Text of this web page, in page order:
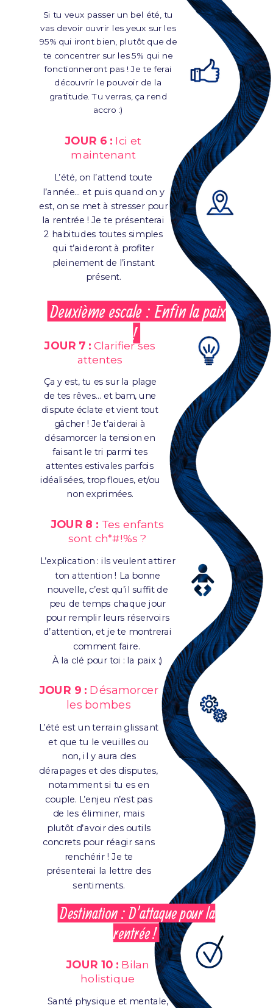
Si tu veux passer un bel été, tu
vas devoir ouvrir les yeux sur les
95% qui iront bien, plutôt que de
te concentrer sur les 5% qui ne
fonctionneront pas ! Je te ferai
découvrir le pouvoir de la
gratitude. Tu verras, ça rend
accro :)
JOUR 6 : Ici et
maintenant
L’été, on l’attend toute
l’année… et puis quand on y
est, on se met à stresser pour
la rentrée ! Je te présenterai
2 habitudes toutes simples
qui t’aideront à profiter
pleinement de l’instant
présent.
JOUR 7 :Clarifier ses
attentes
Ça y est, tu es sur la plage
de tes rêves… et bam, une
dispute éclate et vient tout
gâcher ! Je t’aiderai à
désamorcer la tension en
faisant le tri parmi tes
attentes estivales parfois
idéalisées, trop floues, et/ou
non exprimées.
Deuxième escale : Enfin la paix
!
JOUR 8 : Tes enfants
sont ch*#!%s ?
L’explication : ils veulent attirer
ton attention ! La bonne
nouvelle, c’est qu’il suffit de
peu de temps chaque jour
pour remplir leurs réservoirs
d’attention, et je te montrerai
comment faire.
À la clé pour toi : la paix ;)
Destination : D'attaque pour la
rentrée !
JOUR 10 : Bilan
holistique
Santé physique et mentale,
JOUR 9 : Désamorcer
les bombes
L’été est un terrain glissant
et que tu le veuilles ou
non, il y aura des
dérapages et des disputes,
notamment si tu es en
couple. L’enjeu n’est pas
de les éliminer, mais
plutôt d’avoir des outils
concrets pour réagir sans
renchérir ! Je te
présenterai la lettre des
sentiments.